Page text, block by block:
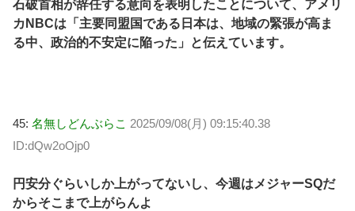
石破首相が辞任する意向を表明したことについて、アメリ
カNBCは「主要同盟国である日本は、地域の緊張が高ま
る中、政治的不安定に陥った」と伝えています。
45: 名無しどんぶらこ 2025/09/08(月) 09:15:40.38
ID:dQw2oOjp0
円安分ぐらいしか上がってないし、今週はメジャーSQだ
からそこまで上がらんよ